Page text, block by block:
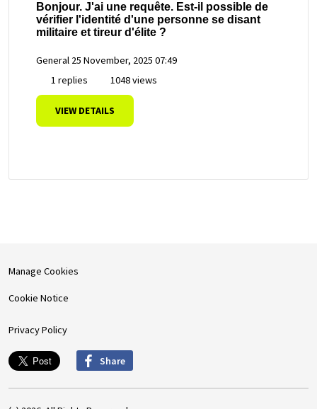
Bonjour. J'ai une requête. Est-il possible de
vérifier l'identité d'une personne se disant
militaire et tireur d'élite ?
General 25 November, 2025 07:49
1 replies
1048 views
VIEW DETAILS
Manage Cookies
Cookie Notice
Privacy Policy
Share